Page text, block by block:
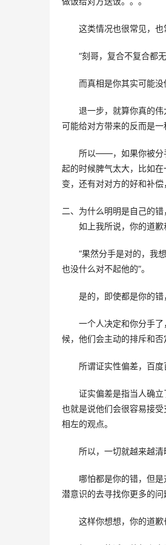
这类情况也很常见，也
“刻哥，复合不复合都
而真相是你其实可能
退一步，就算你真的
可能给对方带来的反而是
所以——，如果你被分
起的时候脾气太大，比如
变，还有对对方的好和补
二、为什么明明是自己的
如上我所说，你的道
“果然分手是对的，我
也没什么对不起他的”。
是的，即使都是你的
一个人决定和你分手了
候，他们会主动的排斥和
所谓证实性偏差，百
证实偏差是指当人确
也就是说他们会很容易接
相左的观点。
所以，一切就越来越清
哪怕都是你的错，但
潜意识的去寻找你更多的
这样你想想，你的道